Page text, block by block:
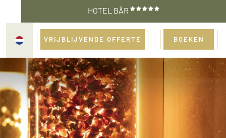
HOTEL BÄR
VRIJBLIJVENDE OFFERTE BOEKEN